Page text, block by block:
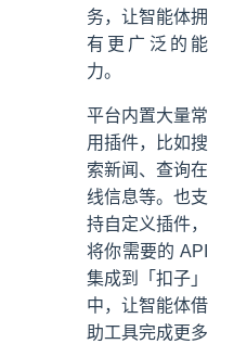
务，让智能体拥
有更广泛的能
力。
平台内置大量常
用插件，比如搜
索新闻、查询在
线信息等。也支
持自定义插件，
将你需要的 API
集成到「扣子」
中，让智能体借
助工具完成更多